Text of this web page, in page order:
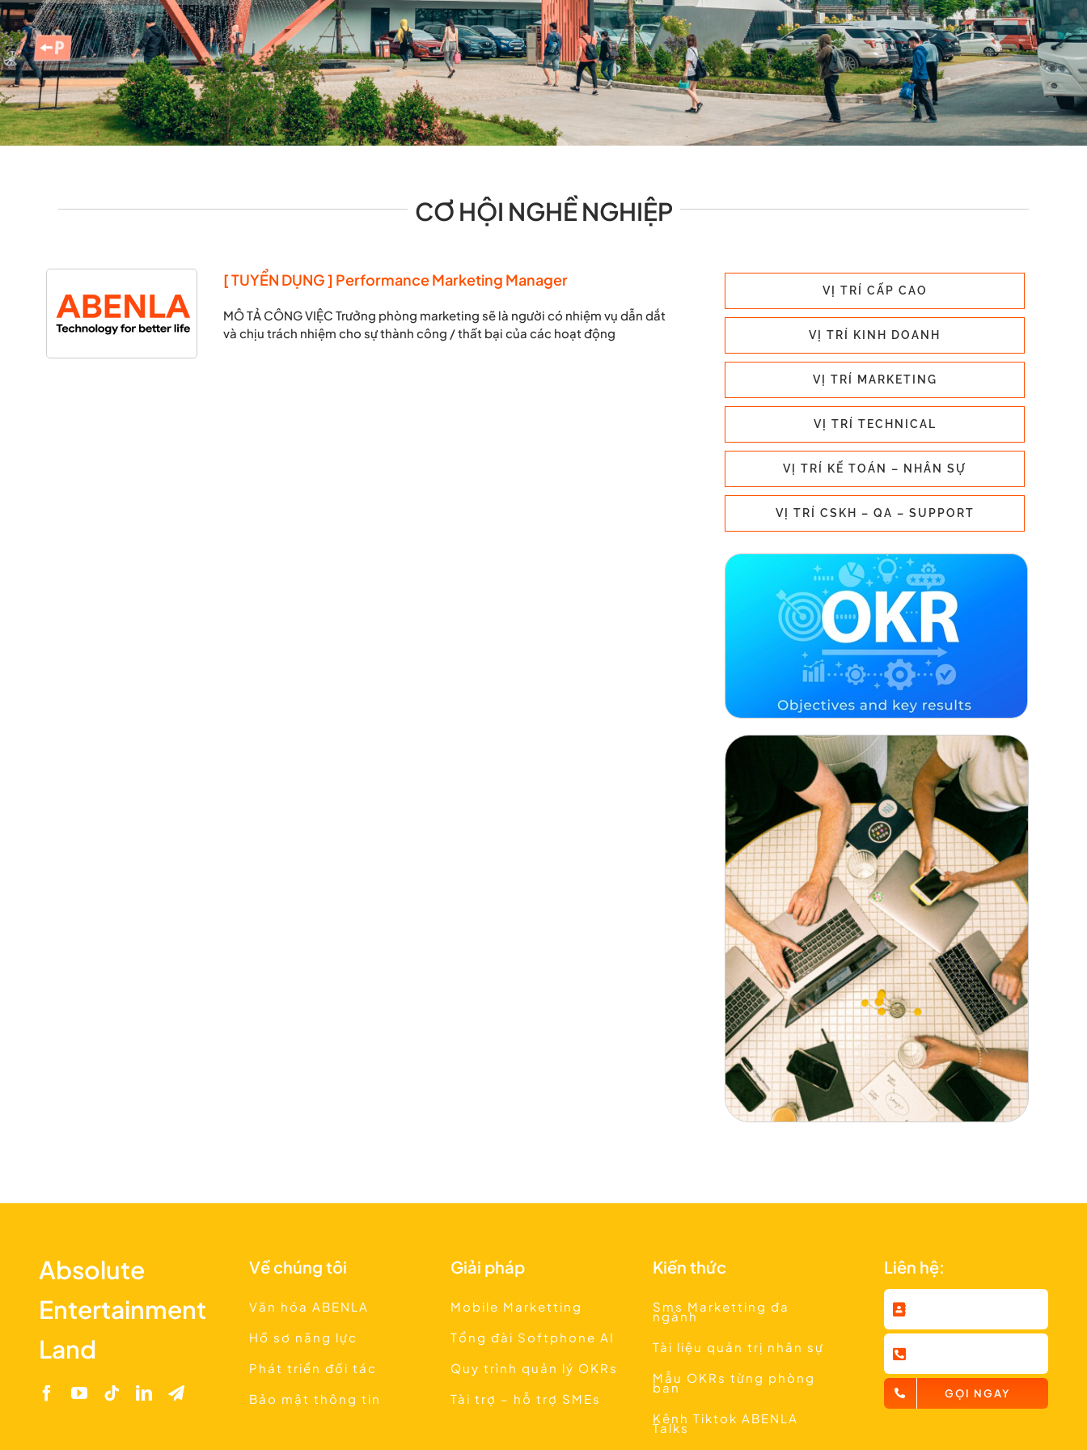
CƠ HỘI NGHỀ NGHIỆP
[ TUYỂN DỤNG ] Performance Marketing Manager
MÔ TẢ CÔNG VIỆC Trưởng phòng marketing sẽ là người có nhiệm vụ dẫn dắt
và chịu trách nhiệm cho sự thành công / thất bại của các hoạt động
VỊ TRÍ CẤP CAO
VỊ TRÍ KINH DOANH
VỊ TRÍ MARKETING
VỊ TRÍ TECHNICAL
VỊ TRÍ KẾ TOÁN – NHÂN SỰ
VỊ TRÍ CSKH – QA – SUPPORT
Absolute
Entertainment
Land
Về chúng tôi
Văn hóa ABENLA
Hồ sơ năng lực
Phát triển đối tác
Bảo mật thông tin
Giải pháp
Mobile Marketting
Tổng đài Softphone AI
Quy trình quản lý OKRs
Tài trợ – hỗ trợ SMEs
Kiến thức
Sms Marketting đa
ngành
Tài liệu quản trị nhân sự
Mẫu OKRs từng phòng
ban
Kênh Tiktok ABENLA
Talks
Liên hệ:
GỌI NGAY